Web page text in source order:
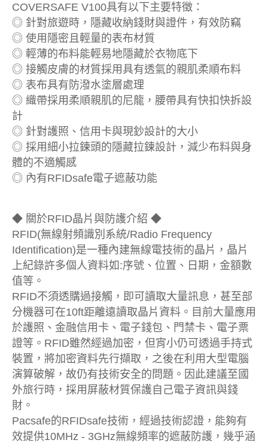
COVERSAFE V100具有以下主要特徵：
◎ 針對旅遊時，隱藏收納錢財與證件，有效防竊
◎ 使用隱密且輕量的表布材質
◎ 輕薄的布料能輕易地隱藏於衣物底下
◎ 接觸皮膚的材質採用具有透氣的親肌柔順布料
◎ 表布具有防潑水塗層處理
◎ 織帶採用柔順親肌的尼龍，腰帶具有快扣快拆設
計
◎ 針對護照、信用卡與現鈔設計的大小
◎ 採用細小拉鍊頭的隱藏拉鍊設計，減少布料與身
體的不適觸感
◎ 內有RFIDsafe電子遮蔽功能
◆ 關於RFID晶片與防護介紹 ◆
RFID(無線射頻識別系統/Radio Frequency
Identification)是一種內建無線電技術的晶片，晶片
上紀錄許多個人資料如:序號、位置、日期，金額數
值等。
RFID不須透購過接觸，即可讀取大量訊息，甚至部
分機器可在10ft距離遠讀取晶片資料。目前大量應用
於護照、金融信用卡、電子錢包、門禁卡、電子票
證等。RFID雖然經過加密，但宵小仍可透過手持式
裝置，將加密資料先行擷取，之後在利用大型電腦
演算破解，故仍有技術安全的問題。因此建議至國
外旅行時，採用屏蔽材質保護自己電子資訊與錢
財。
Pacsafe的RFIDsafe技術，經過技術認證，能夠有
效提供10MHz - 3GHz無線頻率的遮蔽防護，幾乎涵